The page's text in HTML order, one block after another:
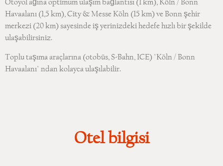
Otoyol ağına optimum ulaşım bağlantısı (1 km), Köln / Bonn
Havaalanı (1,5 km), City & Messe Köln (15 km) ve Bonn şehir
merkezi (20 km) sayesinde iş yerinizdeki hedefe hızlı bir şekilde
ulaşabilirsiniz.
Toplu taşıma araçlarına (otobüs, S-Bahn, ICE) "Köln / Bonn
Havaalanı" ndan kolayca ulaşılabilir.
Otel bilgisi